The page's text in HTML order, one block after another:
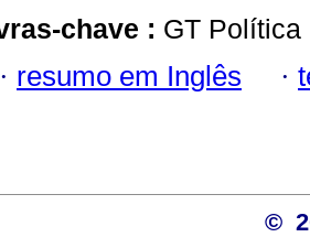
chave : GT Política
· resumo em Inglês ·
©